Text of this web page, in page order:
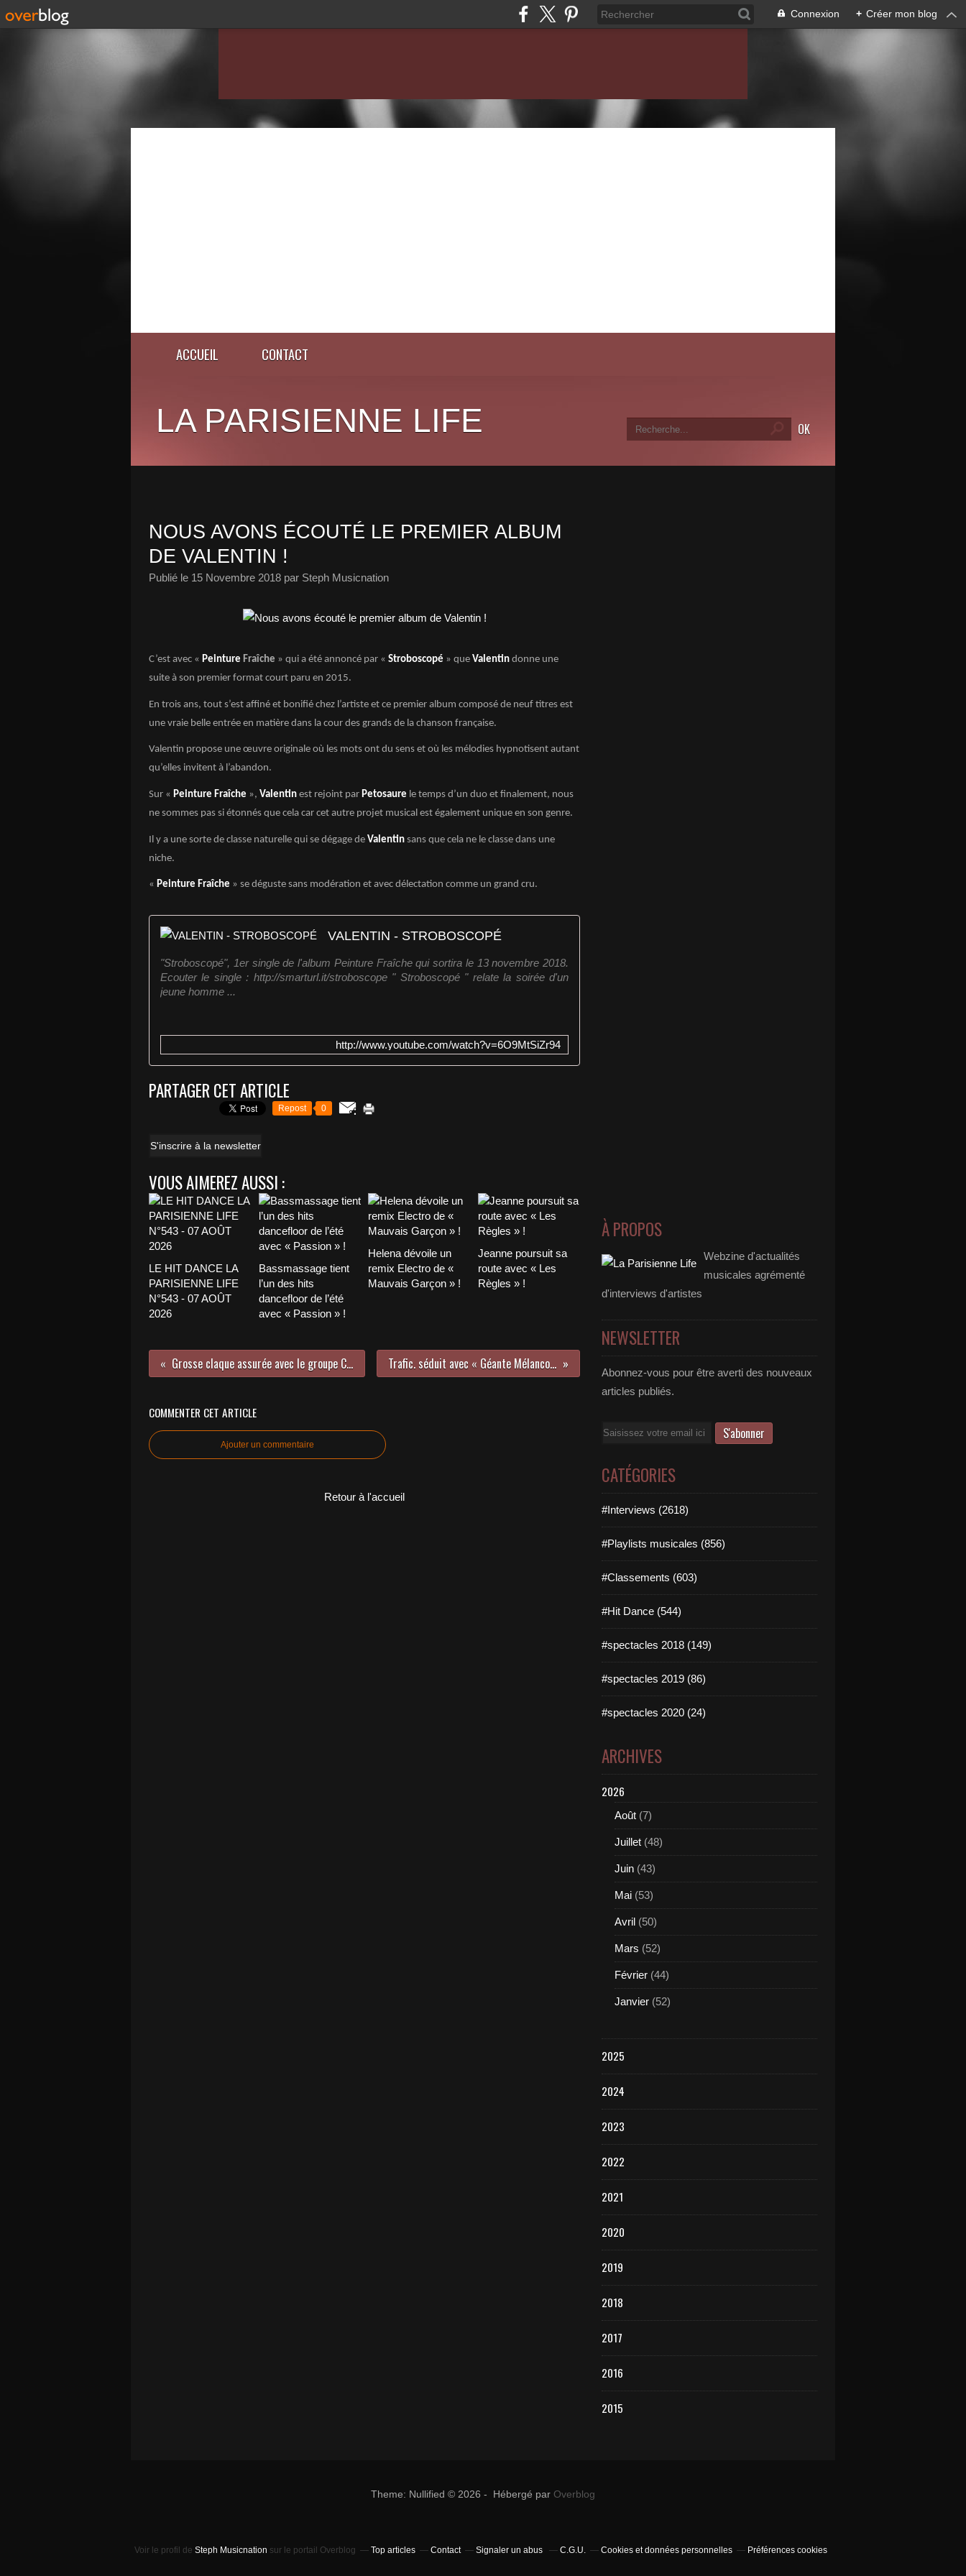
Connexion + Créer mon blog
ACCUEIL CONTACT
LA PARISIENNE LIFE
NOUS AVONS ÉCOUTÉ LE PREMIER ALBUM
DE VALENTIN !
Publié le 15 Novembre 2018 par Steph Musicnation
C’est avec « Peinture Fraîche » qui a été annoncé par « Stroboscopé » que Valentin donne une
suite à son premier format court paru en 2015.
En trois ans, tout s’est affiné et bonifié chez l’artiste et ce premier album composé de neuf titres est
une vraie belle entrée en matière dans la cour des grands de la chanson française.
Valentin propose une œuvre originale où les mots ont du sens et où les mélodies hypnotisent autant
qu’elles invitent à l’abandon.
Sur « Peinture Fraîche », Valentin est rejoint par Petosaure le temps d’un duo et finalement, nous
ne sommes pas si étonnés que cela car cet autre projet musical est également unique en son genre.
Il y a une sorte de classe naturelle qui se dégage de Valentin sans que cela ne le classe dans une
niche.
« Peinture Fraîche » se déguste sans modération et avec délectation comme un grand cru.
VALENTIN - STROBOSCOPÉ
"Stroboscopé", 1er single de l'album Peinture Fraîche qui sortira le 13 novembre 2018.
Ecouter le single : http://smarturl.it/stroboscope " Stroboscopé " relate la soirée d'un
jeune homme ...
http://www.youtube.com/watch?v=6O9MtSiZr94
PARTAGER CET ARTICLE
Repost 0
S'inscrire à la newsletter
VOUS AIMEREZ AUSSI :
LE HIT DANCE LA
PARISIENNE LIFE
N°543 - 07 AOÛT
2026
Bassmassage tient
l’un des hits
dancefloor de l’été
avec « Passion » !
Helena dévoile un
remix Electro de «
Mauvais Garçon » !
Jeanne poursuit sa
route avec « Les
Règles » !
Grosse claque assurée avec le groupe Caesaria ! Trafic. séduit avec « Géante Mélancolique » !
COMMENTER CET ARTICLE
Ajouter un commentaire
Retour à l'accueil
À PROPOS
Webzine d'actualités
musicales agrémenté
d'interviews d'artistes
NEWSLETTER
Abonnez-vous pour être averti des nouveaux
articles publiés.
Email
CATÉGORIES
#Interviews (2618)
#Playlists musicales (856)
#Classements (603)
#Hit Dance (544)
#spectacles 2018 (149)
#spectacles 2019 (86)
#spectacles 2020 (24)
ARCHIVES
2026
Août (7)
Juillet (48)
Juin (43)
Mai (53)
Avril (50)
Mars (52)
Février (44)
Janvier (52)
2025
2024
2023
2022
2021
2020
2019
2018
2017
2016
2015
Theme: Nullified © 2026 - Hébergé par Overblog
Voir le profil de Steph Musicnation sur le portail Overblog Top articles Contact Signaler un abus C.G.U. Cookies et données personnelles Préférences cookies